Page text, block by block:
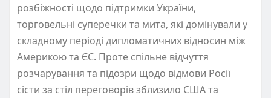
розбіжності щодо підтримки України,
торговельні суперечки та мита, які домінували у
складному періоді дипломатичних відносин між
Америкою та ЄС. Проте спільне відчуття
розчарування та підозри щодо відмови Росії
сісти за стіл переговорів зблизило США та